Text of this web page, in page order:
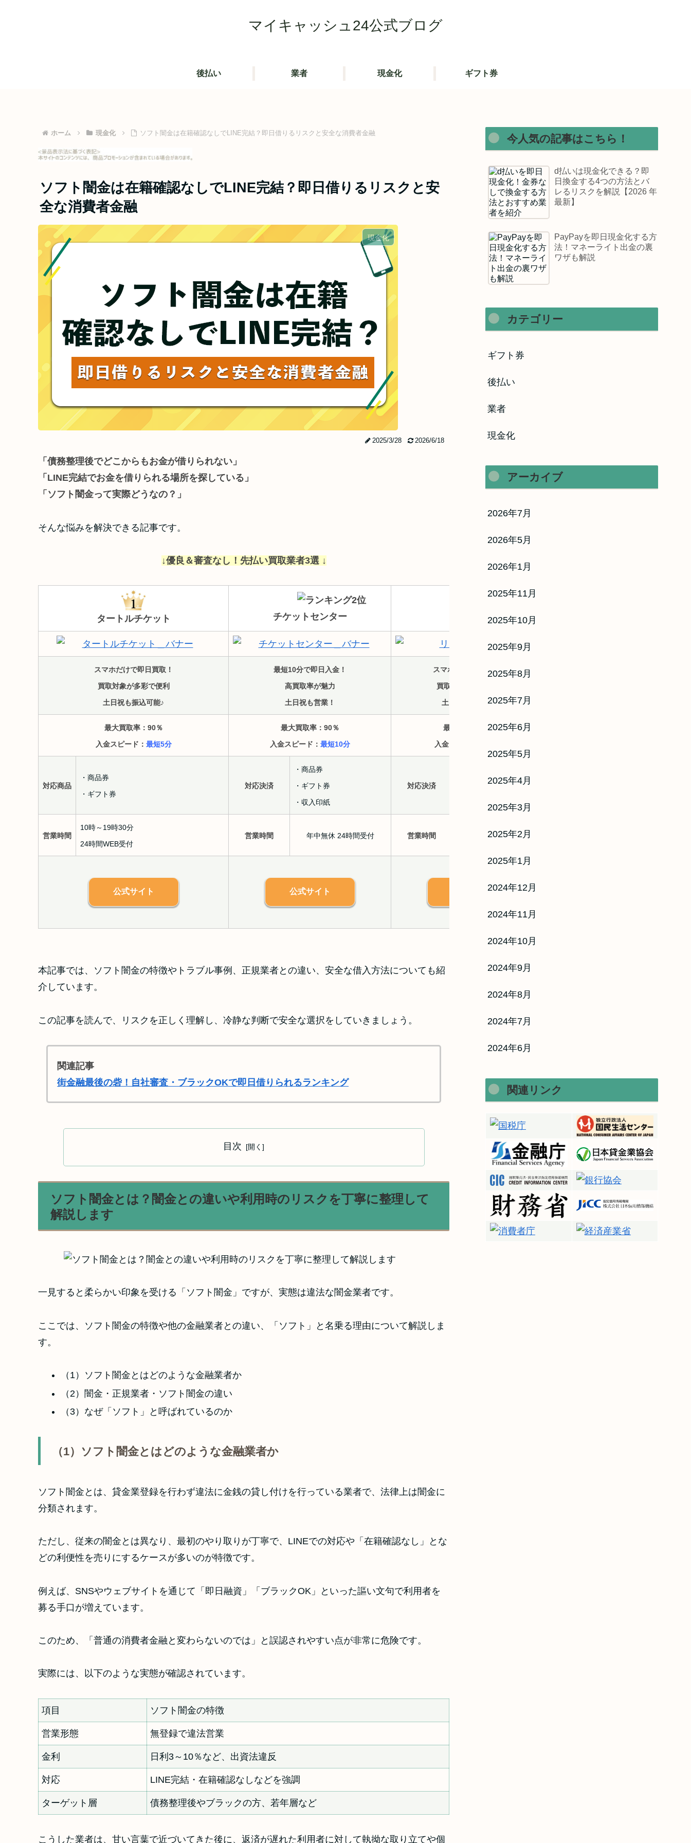
マイキャッシュ24公式ブログ
後払い 業者 現金化 ギフト券
ホーム 現金化 ソフト闇金は在籍確認なしでLINE完結？即日借りるリスクと安全な消費者金融
ソフト闇金は在籍確認なしでLINE完結？即日借りるリスクと安
全な消費者金融
現金化
2025/3/28 2026/6/18
「債務整理後でどこからもお金が借りられない」
「LINE完結でお金を借りられる場所を探している」
「ソフト闇金って実際どうなの？」
そんな悩みを解決できる記事です。
↓優良＆審査なし！先払い買取業者3選 ↓
タートルチケット チケットセンター リフチケ
スマホだけで即日買取！
買取対象が多彩で便利
土日祝も振込可能♪
最短10分で即日入金！
高買取率が魅力
土日祝も営業！
スマホだけで即日買取！
買取対象が多彩で便利
土日祝も振込可能♪
最大買取率：90％
入金スピード： 最短5分
最大買取率：90％
入金スピード： 最短10分
最大買取率：90％
入金スピード：
対応商品
・商品券
・ギフト券
対応決済
・商品券
・ギフト券
・収入印紙
対応決済
営業時間
10時～19時30分
24時間WEB受付
営業時間 年中無休 24時間受付 営業時間
24時間WEB受付
公式サイト 公式サイト 公式サイト
本記事では、ソフト闇金の特徴やトラブル事例、正規業者との違い、安全な借入方法についても紹
介しています。
この記事を読んで、リスクを正しく理解し、冷静な判断で安全な選択をしていきましょう。
関連記事
街金融最後の砦！自社審査・ブラックOKで即日借りられるランキング
目次
ソフト闇金とは？闇金との違いや利用時のリスクを丁寧に整理して
解説します
一見すると柔らかい印象を受ける「ソフト闇金」ですが、実態は違法な闇金業者です。
ここでは、ソフト闇金の特徴や他の金融業者との違い、「ソフト」と名乗る理由について解説しま
す。
（1）ソフト闇金とはどのような金融業者か
（2）闇金・正規業者・ソフト闇金の違い
（3）なぜ「ソフト」と呼ばれているのか
（1）ソフト闇金とはどのような金融業者か
ソフト闇金とは、貸金業登録を行わず違法に金銭の貸し付けを行っている業者で、法律上は闇金に
分類されます。
ただし、従来の闇金とは異なり、最初のやり取りが丁寧で、LINEでの対応や「在籍確認なし」とな
どの利便性を売りにするケースが多いのが特徴です。
例えば、SNSやウェブサイトを通じて「即日融資」「ブラックOK」といった謳い文句で利用者を
募る手口が増えています。
このため、「普通の消費者金融と変わらないのでは」と誤認されやすい点が非常に危険です。
実際には、以下のような実態が確認されています。
項目 ソフト闇金の特徴
営業形態 無登録で違法営業
金利 日利3～10％など、出資法違反
対応 LINE完結・在籍確認なしなどを強調
ターゲット層 債務整理後やブラックの方、若年層など
こうした業者は、甘い言葉で近づいてきた後に、返済が遅れた利用者に対して執拗な取り立てや個
今人気の記事はこちら！
d払いは現金化できる？即
日換金する4つの方法とバ
レるリスクを解説【2026 年
最新】
PayPayを即日現金化する方
法！マネーライト出金の裏
ワザも解説
カテゴリー
ギフト券
後払い
業者
現金化
アーカイブ
2026年7月
2026年5月
2026年1月
2025年11月
2025年10月
2025年9月
2025年8月
2025年7月
2025年6月
2025年5月
2025年4月
2025年3月
2025年2月
2025年1月
2024年12月
2024年11月
2024年10月
2024年9月
2024年8月
2024年7月
2024年6月
関連リンク